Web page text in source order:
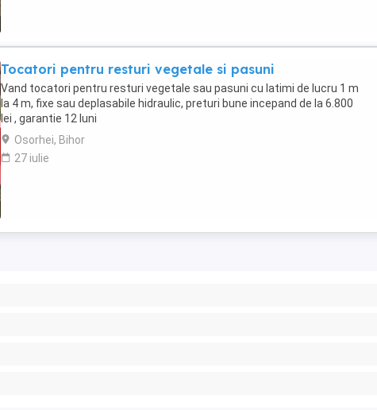
Tocatori pentru resturi vegetale si pasuni
Vand tocatori pentru resturi vegetale sau pasuni cu latimi de lucru 1 m
la 4 m, fixe sau deplasabile hidraulic, preturi bune incepand de la 6.800
lei , garantie 12 luni
Osorhei, Bihor
27 iulie